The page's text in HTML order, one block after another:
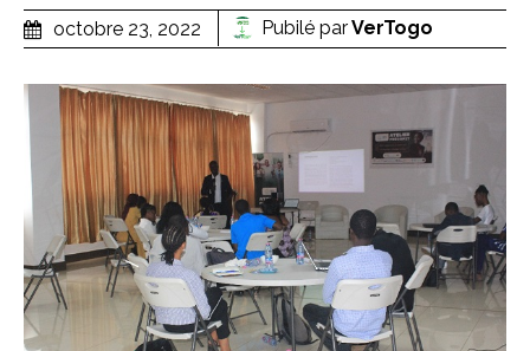
octobre 23, 2022 Pubilé parVerTogo